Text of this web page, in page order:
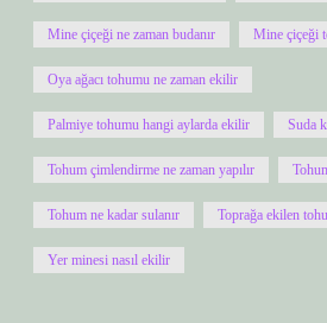
Mine çiçeği ne zaman budanır Mine çiçeği
Oya ağacı tohumu ne zaman ekilir
Palmiye tohumu hangi aylarda ekilir Suda
Tohum çimlendirme ne zaman yapılır
Tohum ne kadar sulanır Toprağa ekilen
Yer minesi nasıl ekilir